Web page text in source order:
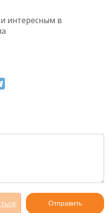
интересным в
Отправить